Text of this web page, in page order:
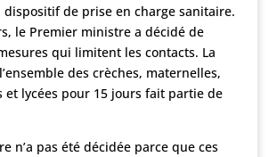
de prise en charge sanitaire.
le Premier ministre a décidé de
qui limitent les contacts. La
des crèches, maternelles,
et lycées pour 15 jours fait partie de
n’a pas été décidée parce que ces